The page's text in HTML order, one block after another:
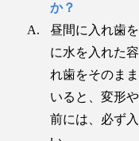
か？
昼間に入れ歯
に水を入れた
れ歯をそのま
いると、変形
前には、必ず